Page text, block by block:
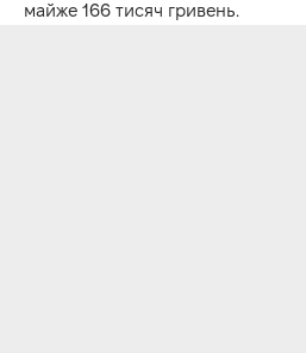
майже 166 тисяч гривень.